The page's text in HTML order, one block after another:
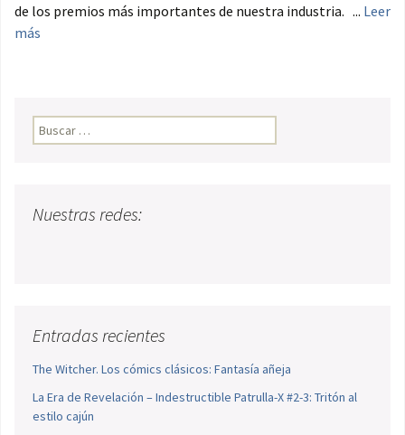
de los premios más importantes de nuestra industria. ... Leer
más
Buscar:
Nuestras redes:
Entradas recientes
The Witcher. Los cómics clásicos: Fantasía añeja
La Era de Revelación – Indestructible Patrulla-X #2-3: Tritón al
estilo cajún